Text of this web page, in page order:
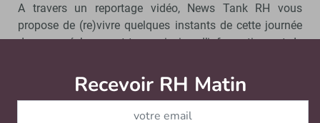
A travers un reportage vidéo, News Tank RH vous
propose de (re)vivre quelques instants de cette journée
dense en échange et transmission d’informations et de
Nos remerciements à nos
intervenants pour ce bonus vidéo
Recevoir RH Matin